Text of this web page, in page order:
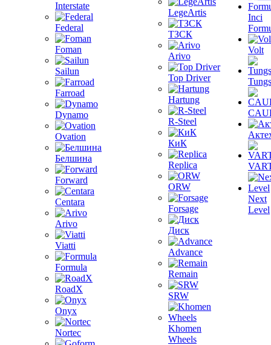
Interstate
Federal
Foman
Sailun
Farroad
Dynamo
Ovation
Белшина
Forward
Centara
Arivo
Viatti
Formula
RoadX
Onyx
Nortec
LegeArtis
ТЗСК
Arivo
Top Driver
Hartung
R-Steel
КиК
Replica
ORW
Forsage
Диск
Advance
Remain
SRW
Khomen
Wheels
Inci
Volt
Next
Level